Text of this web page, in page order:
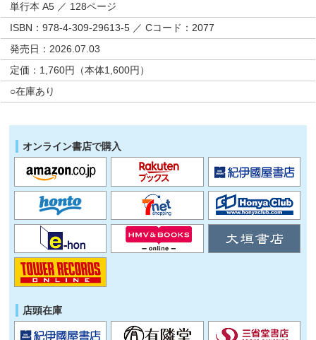
単行本 A5 ／ 128ページ
ISBN：978-4-309-29613-5 ／ Cコード：2077
発売日：2026.07.03
定価：1,760円（本体1,600円）
○在庫あり
オンライン書店で購入
店頭在庫